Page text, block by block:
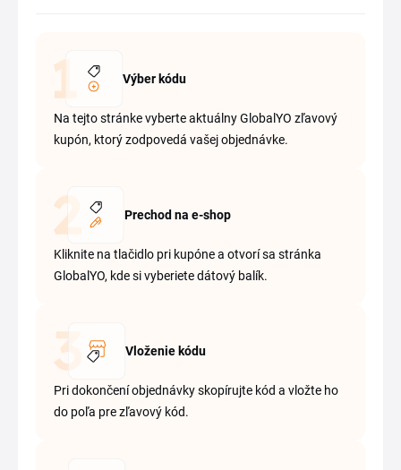
Výber kódu
Na tejto stránke vyberte aktuálny GlobalYO zľavový
kupón, ktorý zodpovedá vašej objednávke.
Prechod na e-shop
Kliknite na tlačidlo pri kupóne a otvorí sa stránka
GlobalYO, kde si vyberiete dátový balík.
Vloženie kódu
Pri dokončení objednávky skopírujte kód a vložte ho
do poľa pre zľavový kód.